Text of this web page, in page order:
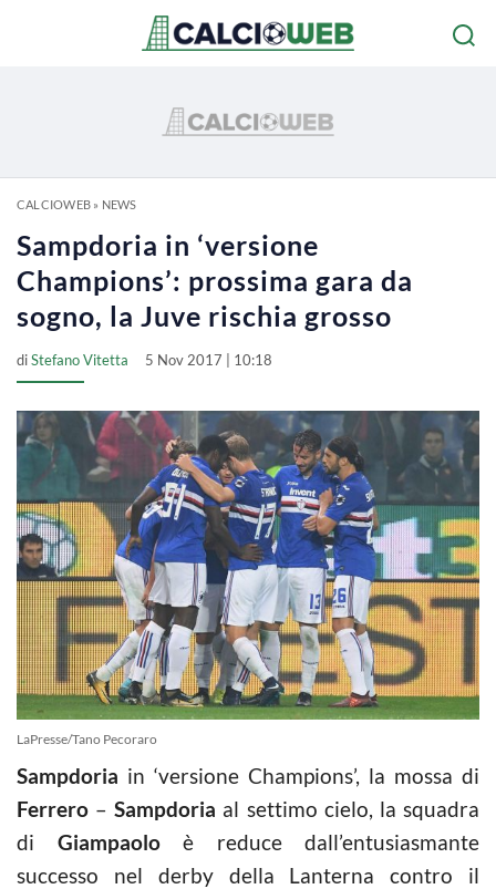
CALCIOWEB» NEWS
Sampdoria in ‘versione
Champions’: prossima gara da
sogno, la Juve rischia grosso
diStefano Vitetta 5 Nov 2017 | 10:18
LaPresse/Tano Pecoraro
Sampdoria in ‘versione Champions’, la mossa di
Ferrero –Sampdoria al settimo cielo, la squadra
di Giampaoloè reduce dall’entusiasmante
successo nel derby della Lanterna contro il